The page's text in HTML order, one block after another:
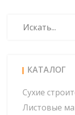
КАТАЛОГ
Сухие
Листовые